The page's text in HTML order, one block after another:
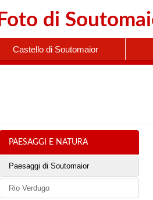
Foto di
Castello di Soutomaior
PAESAGGI E NATURA
Paesaggi di Soutomaior
Rio Verdugo